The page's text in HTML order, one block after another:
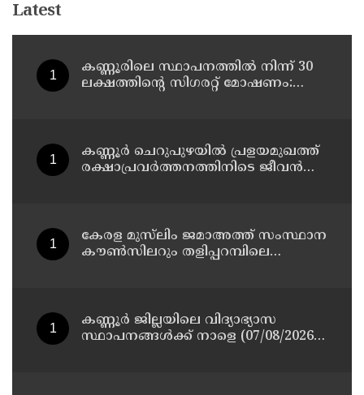
Latest
കണ്ണൂരിലെ സ്ഥാപനത്തിൽ നിന്ന് 30
ലക്ഷത്തിന്റെ സിഗരറ്റ് മോഷണം:
കണ്ണൂർ ചെറുപുഴയിൽ പ്രളയമുഖത്ത്
രക്ഷാപ്രവർത്തനത്തിനിടെ ജീവൻ
കേരള മുസ്‌ലിം ജമാഅത്ത് സംസ്ഥാന
കൗൺസിലറും തളിപ്പറമ്പിലെ
കണ്ണൂർ ജില്ലയിലെ വിദ്യാഭ്യാസ
സ്ഥാപനങ്ങള്‍ക്ക് നാളെ (07/08/2026),